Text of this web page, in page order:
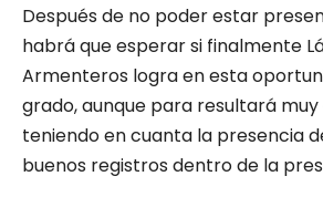
Después de no poder estar
habrá que esperar si finalmente
Armenteros logra en esta
grado, aunque para resultará
teniendo en cuanta la presencia
buenos registros dentro de la